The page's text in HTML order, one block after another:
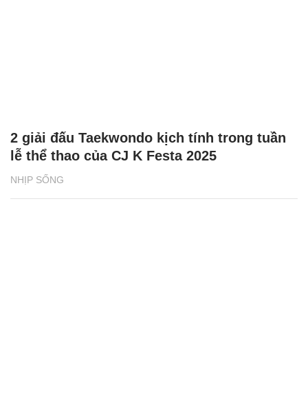
NHỊP SỐNG
2 giải đấu Taekwondo kịch tính trong tuần
lễ thể thao của CJ K Festa 2025